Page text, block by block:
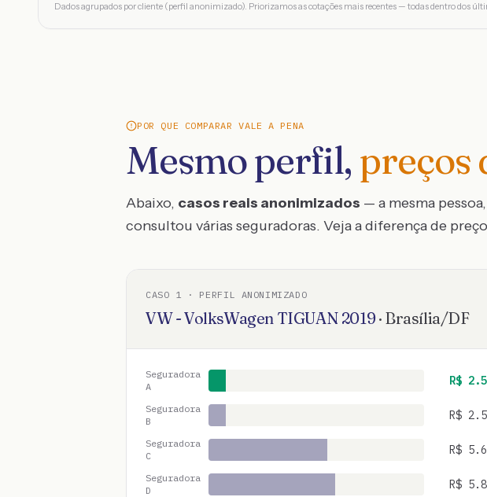
Dados agrupados por cliente (perfil anonimizado). Priorizamos as cotações mais recentes — todas dentro dos
POR QUE COMPARAR VALE A PENA
Mesmo perfil, preços
Abaixo, casos reais anonimizados — a mesma
consultou várias seguradoras. Veja a diferença de
CASO 1 · PERFIL ANONIMIZADO
VW - VolksWagen TIGUAN 2019· Brasília/DF
Seguradora
A
R$
Seguradora
B
R$
Seguradora
C
R$
Seguradora
D
R$